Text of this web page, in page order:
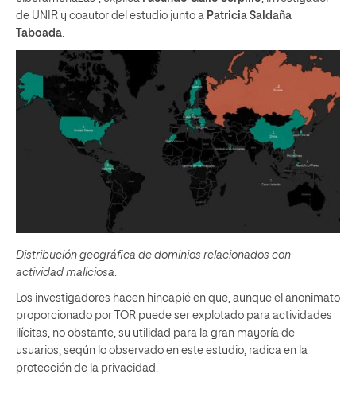
de UNIR y coautor del estudio junto a Patricia Saldaña
Taboada.
Distribución geográfica de dominios relacionados con
actividad maliciosa
Los investigadores hacen hincapié en que, aunque el anonimato
proporcionado por TOR puede ser explotado para actividades
ilícitas, no obstante, su utilidad para la gran mayoría de
usuarios, según lo observado en este estudio, radica en la
protección de la privacidad.